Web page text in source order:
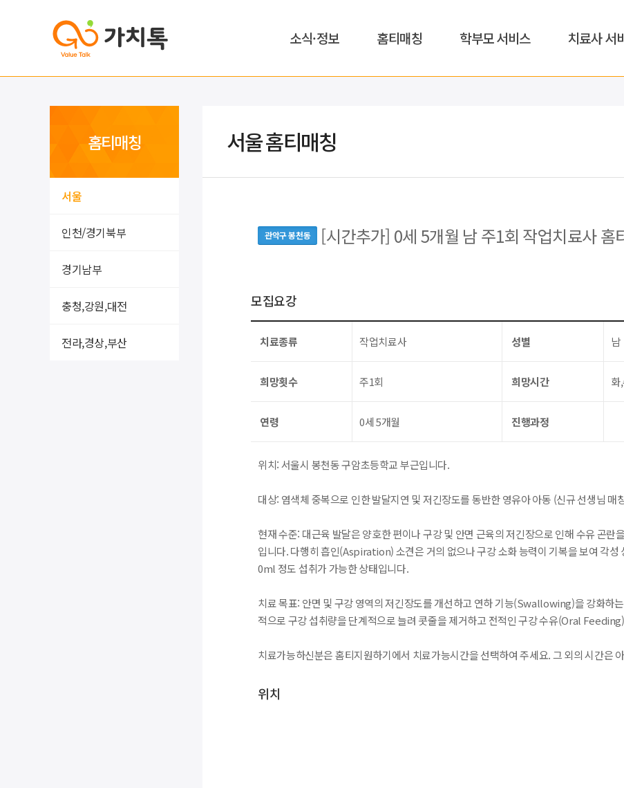
소식·정보 홈티매칭 학부모 서비스 치료사 서
홈티매칭
서울
인천/경기북부
경기남부
충청,강원,대전
전라,경상,부산
서울 홈티매칭
관악구 봉천동 [시간추가] 0세 5개월 남 주1회 작업치료사 홈
모집요강
치료종류 작업치료사 성별 남
희망횟수 주1회 희망시간 화
연령 0세 5개월 진행과정
위치: 서울시 봉천동 구암초등학교 부근입니다.
대상: 염색체 중복으로 인한 발달지연 및 저긴장도를 동반한 영유아 아동 (신규 선생님 매
현재 수준: 대근육 발달은 양호한 편이나 구강 및 안면 근육의 저긴장으로 인해 수유 곤
입니다. 다행히 흡인(Aspiration) 소견은 거의 없으나 구강 소화 능력이 기복을 보여 각
0ml 정도 섭취가 가능한 상태입니다.
치료 목표: 안면 및 구강 영역의 저긴장도를 개선하고 연하 기능(Swallowing)을 강화하
적으로 구강 섭취량을 단계적으로 늘려 콧줄을 제거하고 전적인 구강 수유(Oral
치료가능하신분은 홈티지원하기에서 치료가능시간을 선택하여 주세요. 그 외의 시간은
위치